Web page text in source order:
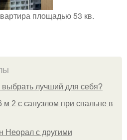
площадью 53 кв.
выбрать лучший для себя?
м 2 с санузлом при спальне в
Неорал с другими